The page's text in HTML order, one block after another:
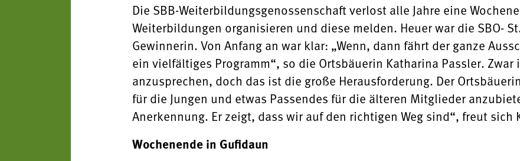
Die SBB-Weiterbildungsgenossenschaft verlost alle Jahre eine
Weiterbildungen organisieren und diese melden. Heuer war die SBO-
Gewinnerin. Von Anfang an war klar: „Wenn, dann fährt der ganze
ein vielfältiges Programm“, so die Ortsbäuerin Katharina Passler.
anzusprechen, doch das ist die große Herausforderung. Der
für die Jungen und etwas Passendes für die älteren Mitglieder
Anerkennung. Er zeigt, dass wir auf den richtigen Weg sind“, freut sich
Wochenende in Gufidaun